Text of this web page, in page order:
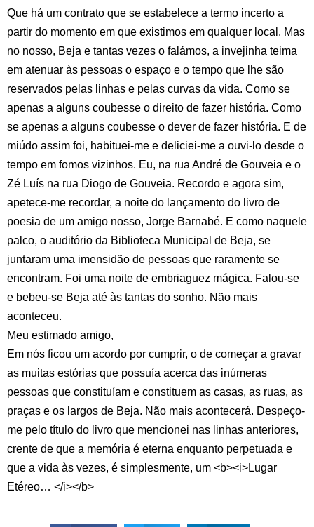
Que há um contrato que se estabelece a termo incerto a
partir do momento em que existimos em qualquer local. Mas
no nosso, Beja e tantas vezes o falámos, a invejinha teima
em atenuar às pessoas o espaço e o tempo que lhe são
reservados pelas linhas e pelas curvas da vida. Como se
apenas a alguns coubesse o direito de fazer história. Como
se apenas a alguns coubesse o dever de fazer história. E de
miúdo assim foi, habituei-me e deliciei-me a ouvi-lo desde o
tempo em fomos vizinhos. Eu, na rua André de Gouveia e o
Zé Luís na rua Diogo de Gouveia. Recordo e agora sim,
apetece-me recordar, a noite do lançamento do livro de
poesia de um amigo nosso, Jorge Barnabé. E como naquele
palco, o auditório da Biblioteca Municipal de Beja, se
juntaram uma imensidão de pessoas que raramente se
encontram. Foi uma noite de embriaguez mágica. Falou-se
e bebeu-se Beja até às tantas do sonho. Não mais
aconteceu.
Meu estimado amigo,
Em nós ficou um acordo por cumprir, o de começar a gravar
as muitas estórias que possuía acerca das inúmeras
pessoas que constituíam e constituem as casas, as ruas, as
praças e os largos de Beja. Não mais acontecerá. Despeço-
me pelo título do livro que mencionei nas linhas anteriores,
crente de que a memória é eterna enquanto perpetuada e
que a vida às vezes, é simplesmente, um <b><i>Lugar
Etéreo… </i></b>